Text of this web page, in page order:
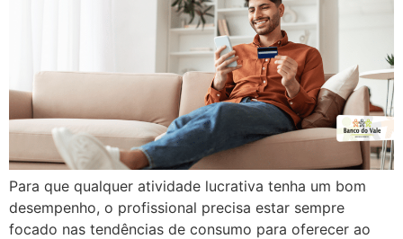
Para que qualquer atividade lucrativa tenha um bom
desempenho, o profissional precisa estar sempre
focado nas tendências de consumo para oferecer ao